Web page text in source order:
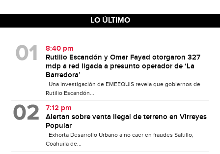
LO ÚLTIMO
8:40 pm
Rutilio Escandón y Omar Fayad otorgaron 327
mdp a red ligada a presunto operador de ‘La
Barredora’
Una investigación de EMEEQUIS revela que gobiernos de
Rutilio Escandón...
7:12 pm
Alertan sobre venta ilegal de terreno en Virreyes
Popular
Exhorta Desarrollo Urbano a no caer en fraudes Saltillo,
Coahuila de...